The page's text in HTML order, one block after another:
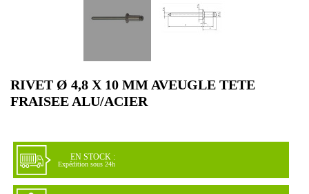
RIVET Ø 4,8 X 10 MM AVEUGLE TETE
FRAISEE ALU/ACIER
EN STOCK :
Expédition sous 24h